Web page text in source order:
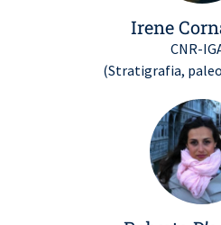
Irene
CNR-
(Stratigrafia,